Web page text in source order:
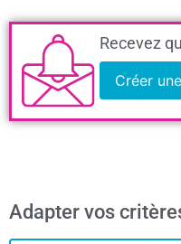
Recevez
Créer
Adapter vos